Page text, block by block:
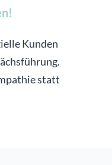
Kunden
statt